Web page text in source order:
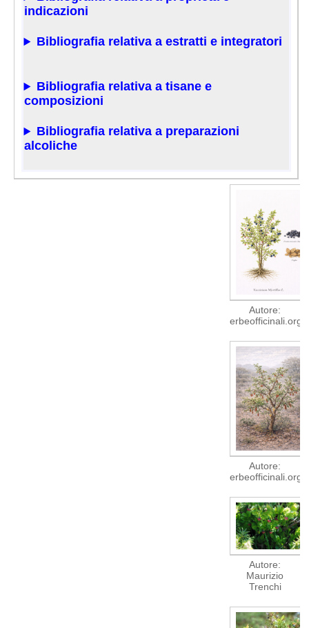
indicazioni
Bibliografia relativa a estratti e integratori
Bibliografia relativa a tisane e
composizioni
Bibliografia relativa a preparazioni
alcoliche
Autore:
erbeofficinali.org
Autore:
erbeofficinali.org
Autore:
Maurizio
Trenchi